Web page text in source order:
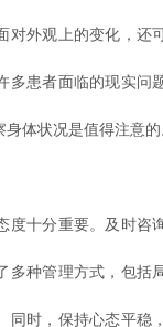
外观上的变化，还
多患者面临的现实问
体状况是值得注意的
十分重要。及时咨
多种管理方式，包括
同时，保持心态平稳